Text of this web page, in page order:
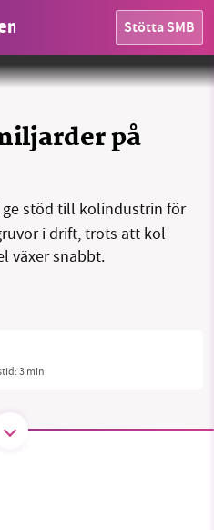
Stötta SMB
på
stöd till kolindustrin för
i drift, trots att kol
växer snabbt.
3 min
Foto:Gerd Altmann / Pixabay
framtid. Sedan